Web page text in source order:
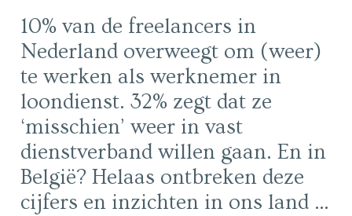
10% van de freelancers in
Nederland overweegt om (weer)
te werken als werknemer in
loondienst. 32% zegt dat ze
‘misschien’ weer in vast
dienstverband willen gaan. En in
België? Helaas ontbreken deze
cijfers en inzichten in ons land …